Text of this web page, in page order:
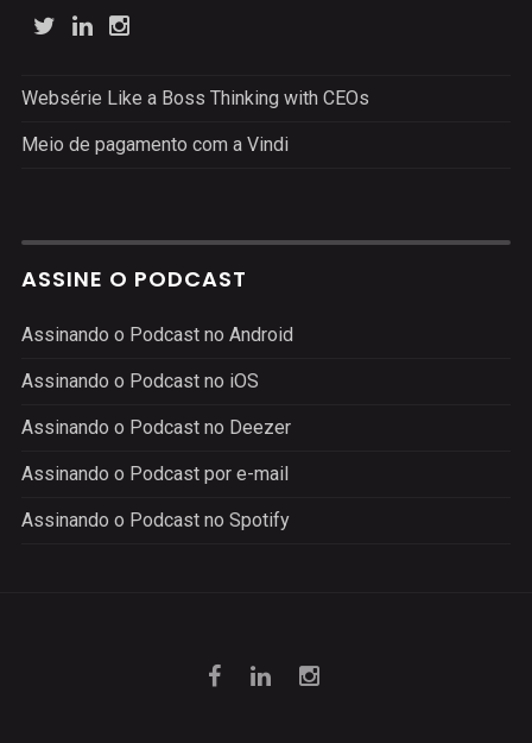
Websérie Like a Boss Thinking with CEOs
Meio de pagamento com a Vindi
ASSINE O PODCAST
Assinando o Podcast no Android
Assinando o Podcast no iOS
Assinando o Podcast no Deezer
Assinando o Podcast por e-mail
Assinando o Podcast no Spotify